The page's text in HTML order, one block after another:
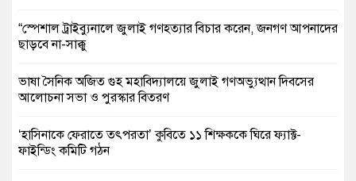
“স্পেশাল ট্রাইব্যুনালে জুলাই গণহত্যার বিচার করেন, জনগণ আপনাদের
ছাড়বে না-সাক্কু
ভাষা সৈনিক অজিত গুহ মহাবিদ্যালয়ে জুলাই গণঅভ্যুত্থান দিবসের
আলোচনা সভা ও পুরস্কার বিতরণ
‘হাসিনাকে ফেরাতে তৎপরতা’ কুবিতে ১১ শিক্ষককে ঘিরে ফ্যাক্ট-
ফাইন্ডিং কমিটি গঠন